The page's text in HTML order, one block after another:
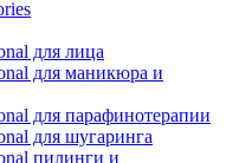
для лица
для маникюра и
для парафинотерапии
для шугаринга
пилинги и